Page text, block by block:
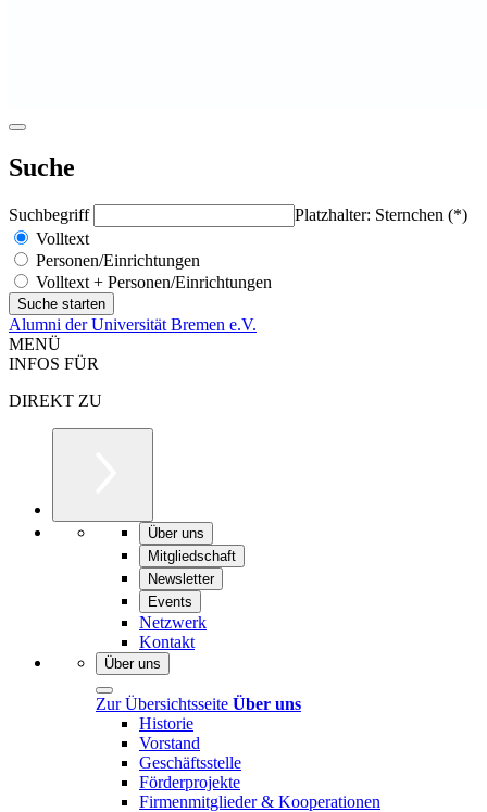
Suche
Suchbegriff
Platzhalter: Sternchen (*)
Volltext
Personen/Einrichtungen
Volltext + Personen/Einrichtungen
Alumni der Universität Bremen e.V.
MENÜ
INFOS FÜR
DIREKT ZU
Über uns
Mitgliedschaft
Newsletter
Events
Netzwerk
Kontakt
Über uns
Zur Übersichtsseite Über uns
Historie
Vorstand
Geschäftsstelle
Förderprojekte
Firmenmitglieder & Kooperationen